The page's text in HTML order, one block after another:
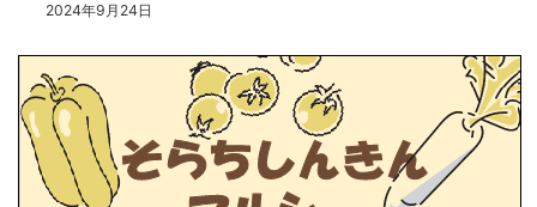
2024年9月24日